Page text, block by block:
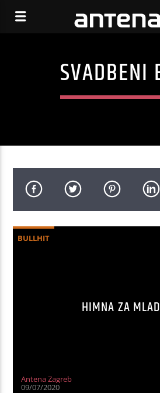
SVADBENI
BULLHIT
HIMNA ZA
Antena Zagreb
09/07/2020